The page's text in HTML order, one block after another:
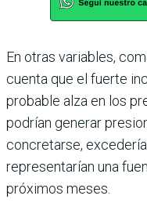
En otras variables,
cuenta que el fuerte
probable alza en los
podrían generar
concretarse,
repre­sentarían una
próximos meses.